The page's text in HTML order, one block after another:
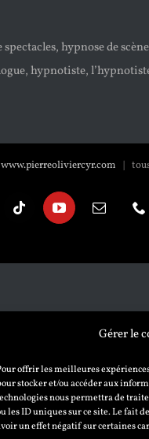
Gérer le
offrir les meilleures
stocker et/ou accéder aux
nous permettra de
les ID uniques sur ce site. Le fait
un effet négatif sur certaines
hypnose de
hypnotiste,
www.pierreoliviercyr.com |
Tiktok YouTubeEmail